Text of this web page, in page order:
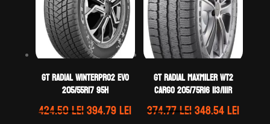
GT Radial WINTERPRO2 EVO
205/55R17 95H
424.50leiPrețul
394.79leiPrețul
GT Radial MAXMILER WT2
CARGO 205/75R16 113/111R
374.77leiPrețul
348.54leiPrețul